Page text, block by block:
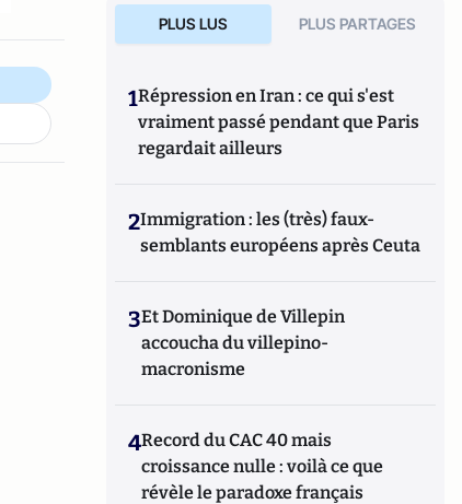
PLUS LUS PLUS PARTAGES
1Répression en Iran : ce qui s'est
vraiment passé pendant que Paris
regardait ailleurs
2Immigration : les (très) faux-
semblants européens après Ceuta
3Et Dominique de Villepin
accoucha du villepino-
macronisme
4Record du CAC 40 mais
croissance nulle : voilà ce que
révèle le paradoxe français